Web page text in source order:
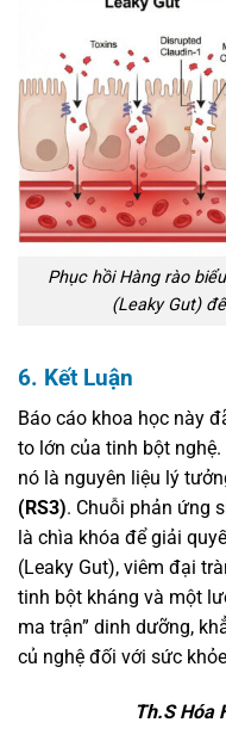
Phục hồi Hàng rào
(Leaky Gut)
6. Kết Luận
Báo cáo khoa học này
to lớn của tinh bột
nó là nguyên liệu lý
(RS3). Chuỗi phản ứng
là chìa khóa để giải
(Leaky Gut), viêm đại
tinh bột kháng và một
ma trận” dinh dưỡng,
củ nghệ đối với sức
Th.S Hóa